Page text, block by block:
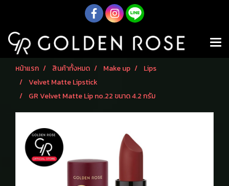
หน้าแรก สินค้าทั้งหมด Make up
Lips
Velvet Matte Lipstick
GR Velvet Matte Lip no.22 ขนาด 4.2 กรัม